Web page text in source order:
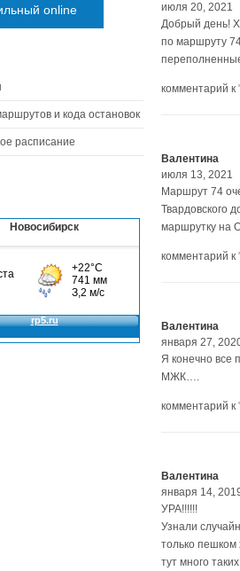
июля 20, 2021
Добрый день!
по маршруту
комментарий к
Валентина
июля 13, 2021
Маршрут 74
Твардовского
маршрутку на
комментарий к
Валентина
января 27,
Я конечно все
МЖК….
комментарий к
Валентина
января 14,
УРА!!!!!!
Узнали
только пешком
тут много
online
и кода остановок
расписание
Новосибирск